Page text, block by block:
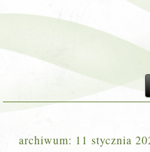
archiwum: 11 stycznia